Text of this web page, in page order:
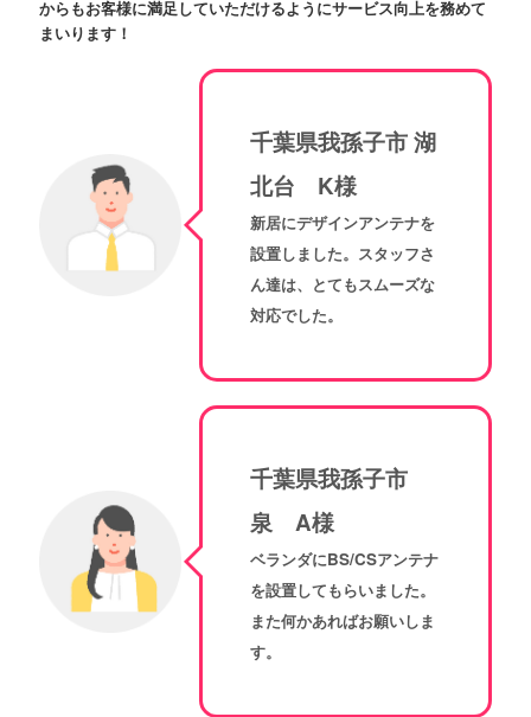
からもお客様に満足していただけるようにサービス向上を務めて
まいります！
千葉県我孫子市 湖
北台 K様
新居にデザインアンテナを
設置しました。スタッフさ
ん達は、とてもスムーズな
対応でした。
千葉県我孫子市
泉 A様
ベランダにBS/CSアンテナ
を設置してもらいました。
また何かあればお願いしま
す。